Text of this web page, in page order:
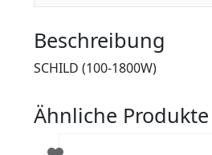
Beschreibung
SCHILD (100-1800W)
Ähnliche Produkte